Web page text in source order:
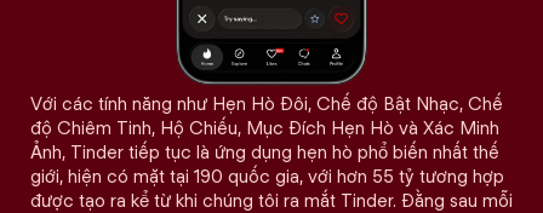
Với các tính năng như Hẹn Hò Đôi, Chế độ Bật Nhạc, Chế
độ Chiêm Tinh, Hộ Chiếu, Mục Đích Hẹn Hò và Xác Minh
Ảnh, Tinder tiếp tục là ứng dụng hẹn hò phổ biến nhất thế
giới, hiện có mặt tại 190 quốc gia, với hơn 55 tỷ tương hợp
được tạo ra kể từ khi chúng tôi ra mắt Tinder. Đằng sau mỗi